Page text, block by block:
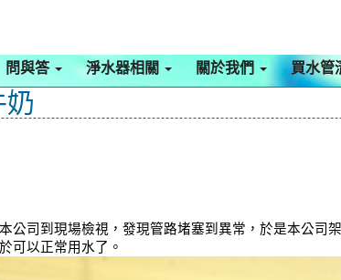
問與答 淨水器相關 關於我們 買水管
司到現場檢視，發現管路堵塞到異常，於是本公司
可以正常用水了。